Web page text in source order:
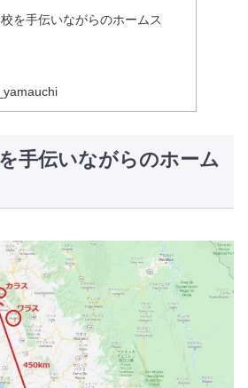
を手伝いながらのホームス
手伝いながらのホーム